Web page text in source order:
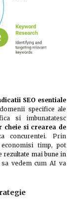
SEO esentiale
specifice ale
si imbunatatesc
cheie si crearea de
concurentei. Prin
timp, pot
rezultate mai bune in
vedem cum AI va